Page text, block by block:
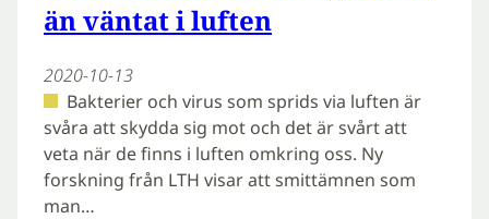
än väntat i luften
2020-10-13
Bakterier och virus som sprids via luften är
svåra att skydda sig mot och det är svårt att
veta när de finns i luften omkring oss. Ny
forskning från LTH visar att smittämnen som
man…